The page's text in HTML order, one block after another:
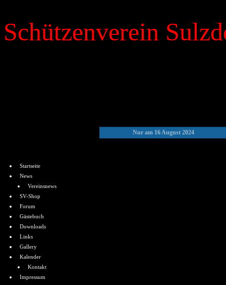
Schützenverein
Startseite
News
Vereinsnews
SV-Shop
Forum
Gästebuch
Downloads
Links
Gallery
Kalender
Kontakt
Impressum
Nur am 16 August 2024